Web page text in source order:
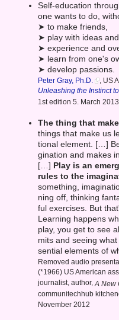
Self-education
one wants to do,
➤ to make friends,
➤ play with ideas
➤ experience and
➤ learn from one's
➤ develop passions.
Peter Gray, Ph.D. , US
Unleashing the Instinct
1st edition 5. March 2013
The thing that
things that make us
tional element. […]
gination and makes
[…] Play is an
rules to the
something,
ning off, thinking
ful exercises. But
Learning happens
play, you get to see
mits and seeing
sential elements of
Removed audio
(*1966) US American
journalist, author,A New
communitechhub
November 2012